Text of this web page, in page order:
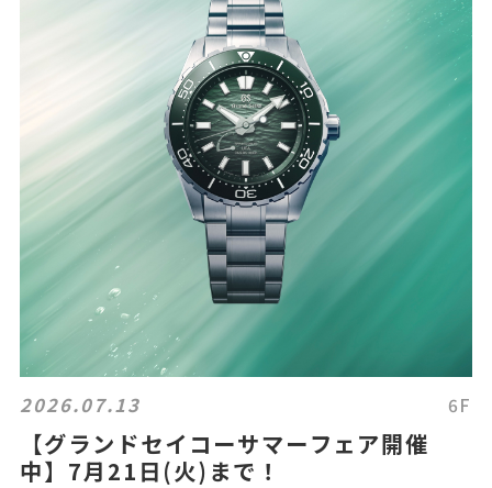
2026.07.13 6F
【グランドセイコーサマーフェア開催
中】7月21日(火)まで！